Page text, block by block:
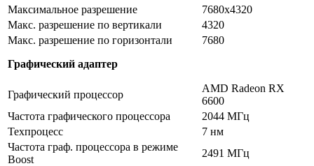
Максимальное разрешение
7680x4320
Макс. разрешение по вертикали
4320
Макс. разрешение по горизонтали
7680
Графический адаптер
Графический процессор
AMD Radeon RX
6600
Частота графического процессора
2044 МГц
Техпроцесс
7 нм
Частота граф. процессора в режиме
Boost
2491 МГц